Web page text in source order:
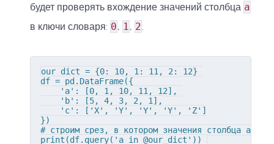
будет проверять вхождение значений столбца a
в ключи словаря: 0, 1 , 2
our_dict = {0: 10, 1: 11, 2: 12}
df = pd.DataFrame({
    'a': [0, 1, 10, 11, 12],
    'b': [5, 4, 3, 2, 1],
    'c': ['X', 'Y', 'Y', 'Y', 'Z']
})
# строим срез, в котором значения столбца a
print(df.query('a in @our_dict'))